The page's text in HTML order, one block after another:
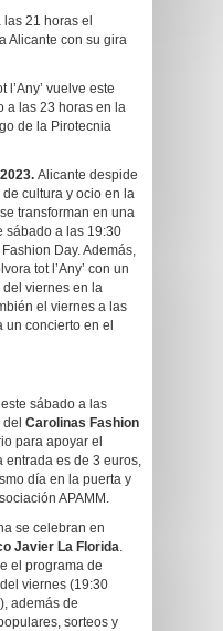
21 horas el
Alicante con su gira
l’Any’ vuelve este
a las 23 horas en la
de la Pirotecnia
Alicante despide
cultura y ocio en la
transforman en una
sábado a las 19:30
Day. Además,
tot l’Any’ con un
viernes en la
el viernes a las
concierto en el
sábado a las
Carolinas Fashion
para apoyar el
entrada es de 3 euros,
día en la puerta y
APAMM.
se celebran en
Javier La Florida.
el programa de
viernes (19:30
además de
sorteos y